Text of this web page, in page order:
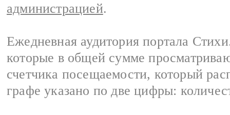
администрацией.
Ежедневная аудитория портала
которые в общей сумме
счетчика посещаемости, который
графе указано по две цифры: